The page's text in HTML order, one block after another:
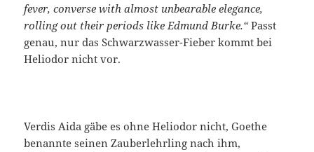
fever, converse with almost unbearable elegance,
rolling out their periods like Edmund Burke.“Passt
genau, nur das Schwarzwasser-Fieber kommt bei
Heliodor nicht vor.
Verdis Aida gäbe es ohne Heliodor nicht, Goethe
benannte seinen Zauberlehrling nach ihm,